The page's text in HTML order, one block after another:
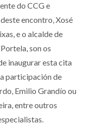
do CCG e
encontro, Xosé
e o alcalde de
son os
inaugurar esta cita
participación de
Emilio Grandío ou
entre outros